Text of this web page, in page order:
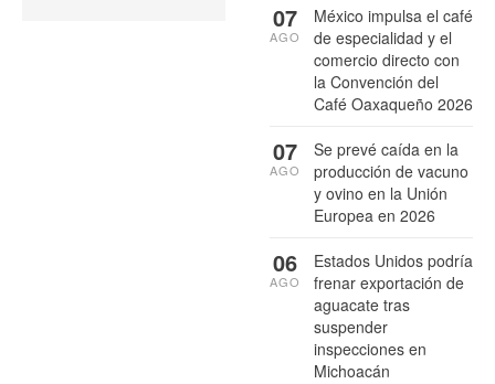
México impulsa el café
de especialidad y el
comercio directo con
la Convención del
Café Oaxaqueño 2026
07
AGO
Se prevé caída en la
producción de vacuno
y ovino en la Unión
Europea en 2026
07
AGO
Estados Unidos podría
frenar exportación de
aguacate tras
suspender
inspecciones en
Michoacán
06
AGO